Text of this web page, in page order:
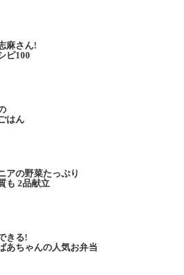
麻さん!
ピ100
はん
アの野菜たっぷり
も 2品献立
きる!
あちゃんの人気お弁当